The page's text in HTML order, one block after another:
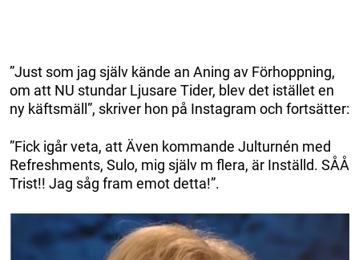
”Just som jag själv kände an Aning av Förhoppning,
om att NU stundar Ljusare Tider, blev det istället en
ny käftsmäll”, skriver hon på Instagram och fortsätter:
”Fick igår veta, att Även kommande Julturnén med
Refreshments, Sulo, mig själv m flera, är Inställd. SÅÅ
Trist!! Jag såg fram emot detta!”.